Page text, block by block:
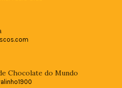
Chocolate do Mundo